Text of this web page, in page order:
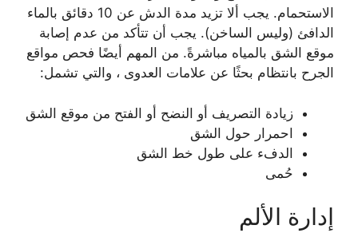
الاستحمام. يجب ألا تزيد مدة الدش عن ​​10 دقائق بالماء
الدافئ (وليس الساخن). يجب أن تتأكد من عدم إصابة
موقع الشق بالمياه مباشرةً. من المهم أيضًا فحص مواقع
الجرح بانتظام بحثًا عن علامات العدوى ، والتي تشمل:
زيادة التصريف أو النضح أو الفتح من موقع الشق
احمرار حول الشق
الدفء على طول خط الشق
حُمى
إدارة الألم